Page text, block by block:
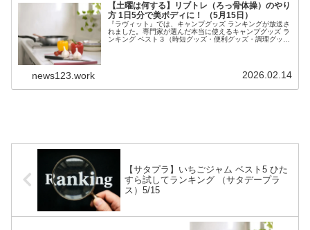
【土曜は何する】リブトレ（ろっ骨体操）のやり
方 1日5分で美ボディに！ （5月15日）
『ラヴィット』では、キャンプグッズ ランキングが放送さ
れました。専門家が選んだ本当に使えるキャンプグッズ ラ
ンキング ベスト３（時短グッズ・便利グッズ・調理グッズ
news123.work 2026.02.14
【サタプラ】いちごジャム ベスト5 ひた
すら試してランキング （サタデープラ
ス）5/15